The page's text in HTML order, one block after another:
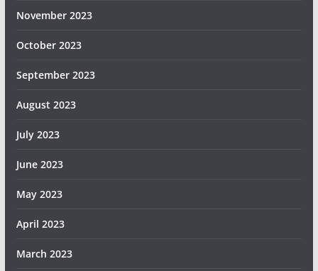
November 2023
October 2023
September 2023
August 2023
July 2023
June 2023
May 2023
April 2023
March 2023